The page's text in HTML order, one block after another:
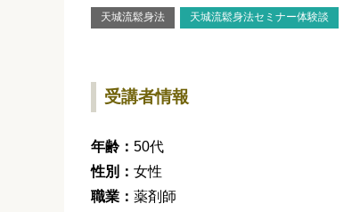
天城流鬆身法 天城流鬆身法セミナー体験談
受講者情報
年齢： 50代
性別： 女性
職業： 薬剤師